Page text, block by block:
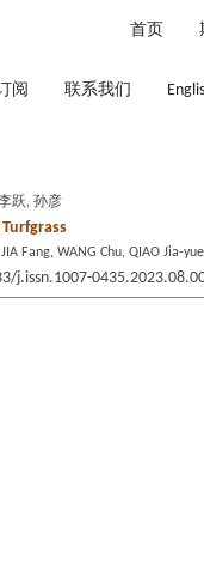
首页
阅 联系我们
跃, 孙彦
Fang, WANG Chu, QIAO Jia-
j.issn.1007-